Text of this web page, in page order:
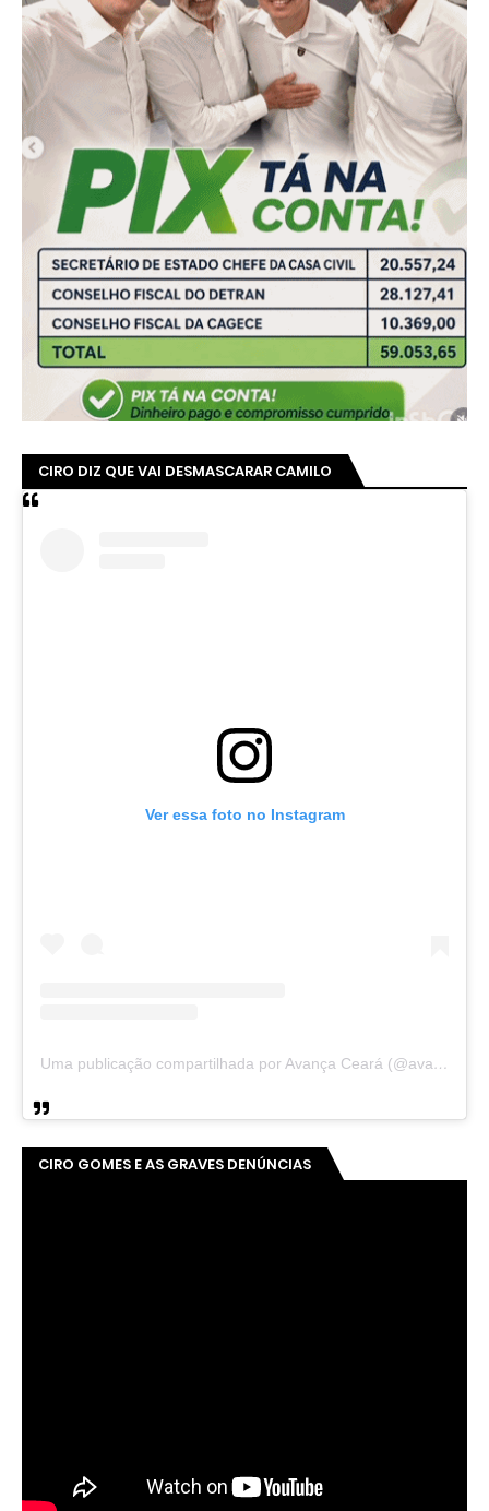
CIRO DIZ QUE VAI DESMASCARAR CAMILO
Ver essa foto no Instagram
Uma publicação compartilhada por Avança Ceará (@avancaceara)
CIRO GOMES E AS GRAVES DENÚNCIAS